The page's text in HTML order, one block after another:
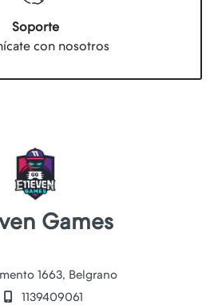
Soporte
con nosotros
Games
1663, Belgrano
1139409061